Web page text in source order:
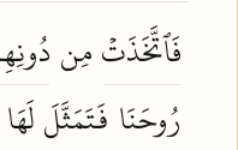
فَٱتَّخَذَتۡمِن
رُوحَنَا فَتَمَثَّلَلَهَا